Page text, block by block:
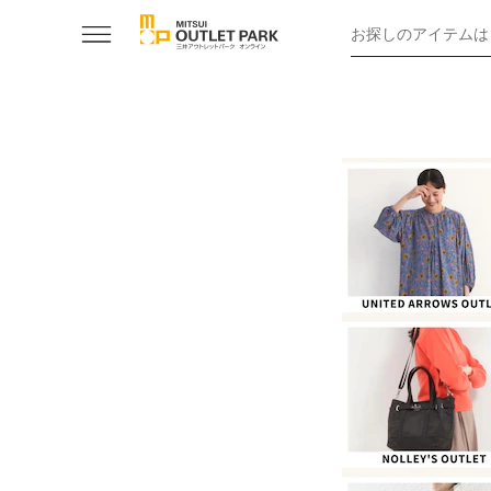
お探しのアイテム